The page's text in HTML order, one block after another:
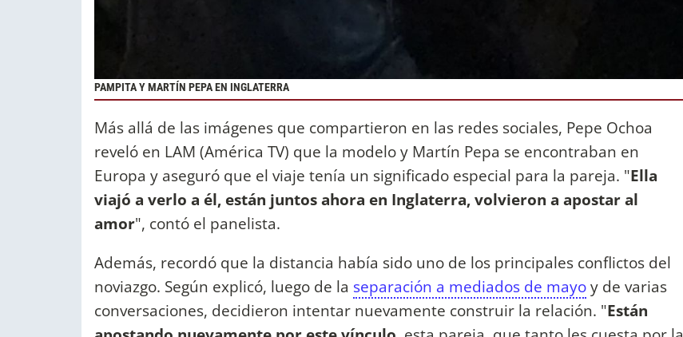
PAMPITA Y MARTÍN PEPA EN INGLATERRA
Más allá de las imágenes que compartieron en las redes sociales, Pepe Ochoa
reveló en LAM (América TV) que la modelo y Martín Pepa se encontraban en
Europa y aseguró que el viaje tenía un significado especial para la pareja. "Ella
viajó a verlo a él, están juntos ahora en Inglaterra, volvieron a apostar al
amor", contó el panelista.
Además, recordó que la distancia había sido uno de los principales conflictos del
noviazgo. Según explicó, luego de la separación a mediados de mayoy de varias
conversaciones, decidieron intentar nuevamente construir la relación. "Están